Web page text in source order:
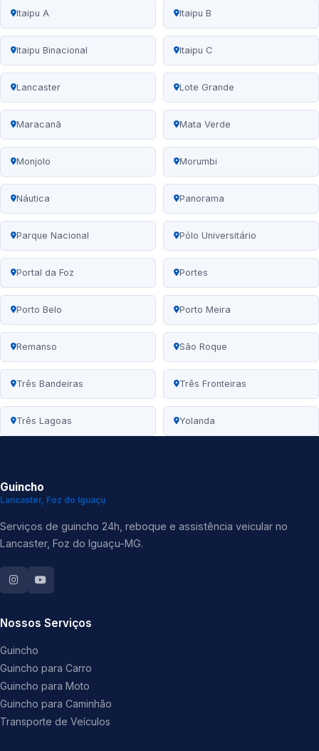
Itaipu A Itaipu B
Itaipu Binacional Itaipu C
Lancaster Lote Grande
Maracanã Mata Verde
Monjolo Morumbi
Náutica Panorama
Parque Nacional Pólo Universitário
Portal da Foz Portes
Porto Belo Porto Meira
Remanso São Roque
Três Bandeiras Três Fronteiras
Três Lagoas Yolanda
Guincho
Lancaster, Foz do Iguaçu
Serviços de guincho 24h, reboque e assistência veicular no
Lancaster, Foz do Iguaçu-MG.
Nossos Serviços
Guincho
Guincho para Carro
Guincho para Moto
Guincho para Caminhão
Transporte de Veículos